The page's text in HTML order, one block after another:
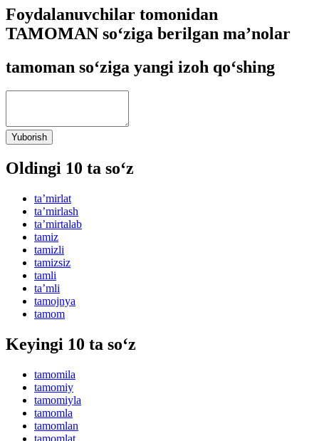
Foydalanuvchilar tomonidan
TAMOMAN so‘ziga berilgan ma’nolar
tamoman so‘ziga yangi izoh qo‘shing
Yuborish
Oldingi 10 ta so‘z
taʼmirlat
taʼmirlash
taʼmirtalab
tamiz
tamizli
tamizsiz
tamli
taʼmli
tamojnya
tamom
Keyingi 10 ta so‘z
tamomila
tamomiy
tamomiyla
tamomla
tamomlan
tamomlat